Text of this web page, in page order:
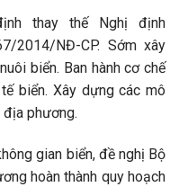
thay thế Nghị định
2014/NĐ-CP. Sớm xây
biển. Ban hành cơ chế
biển. Xây dựng các mô
địa phương.
gian biển, đề nghị Bộ
hoàn thành quy hoạch